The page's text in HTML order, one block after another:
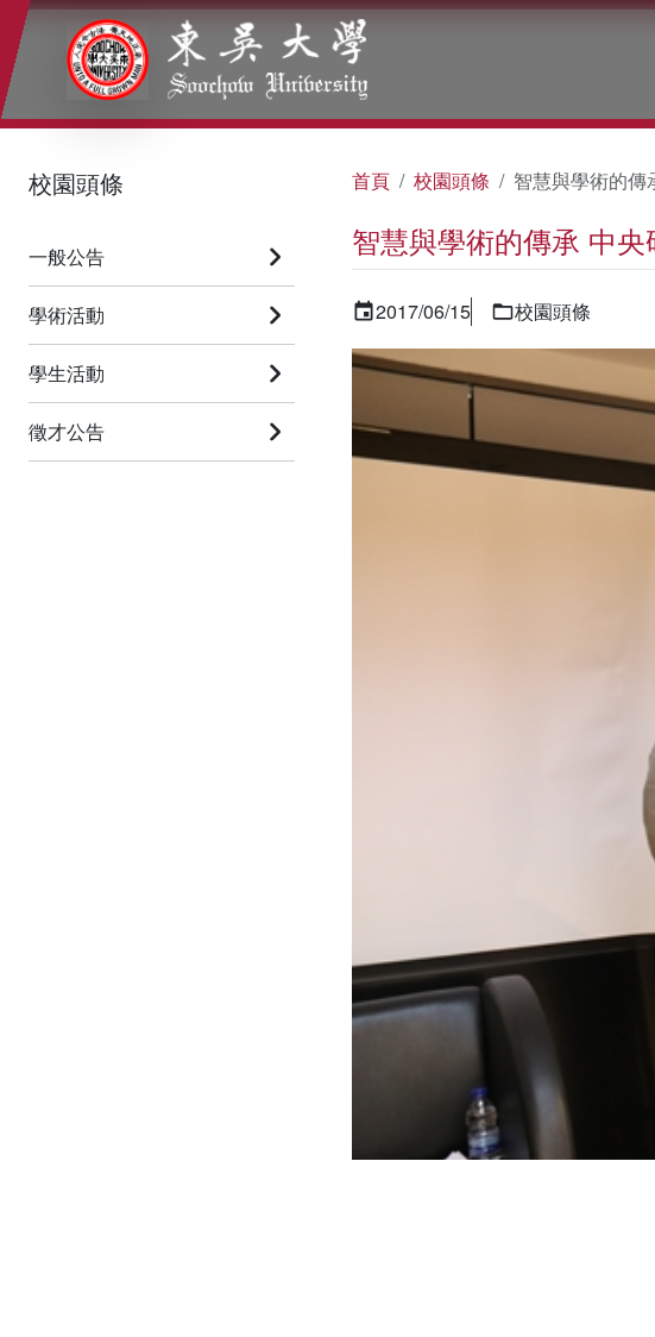
:::
校園頭條
一般公告
學術活動
學生活動
徵才公告
首頁 校園頭條 智慧與學術的傳
智慧與學術的傳承 中
2017/06/15 校園頭條